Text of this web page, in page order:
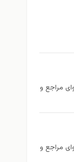
مراجع و
مراجع و